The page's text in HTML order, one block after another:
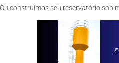
Ou construímos seu reservatório sob